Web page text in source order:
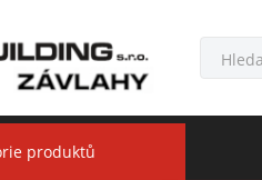
produktů